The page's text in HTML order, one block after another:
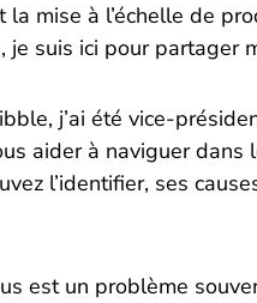
mise à l’échelle de
je suis ici pour partager
j’ai été vice-
aider à naviguer
l’identifier, ses
est un problème